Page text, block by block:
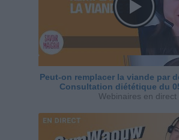
Peut-on remplacer la viande par
Consultation diététique du
Webinaires en direct